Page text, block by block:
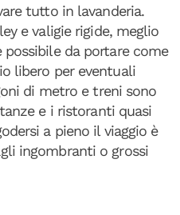
tutto in lavanderia.
e valigie rigide, meglio
da portare come
libero per eventuali
di metro e treni sono
e i ristoranti quasi
a pieno il viaggio è
ingombranti o grossi